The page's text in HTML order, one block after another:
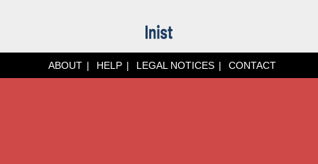
ABOUT HELP LEGAL NOTICES CONTACT